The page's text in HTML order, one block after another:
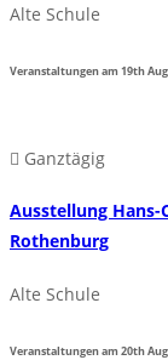
Alte Schule
Veranstaltungen am19th
Ganztägig
Ausstellung
Rothenburg
Alte Schule
Veranstaltungen am20th